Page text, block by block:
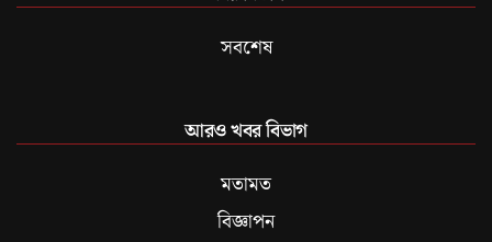
সবশেষ
আরও খবর বিভাগ
মতামত
বিজ্ঞাপন